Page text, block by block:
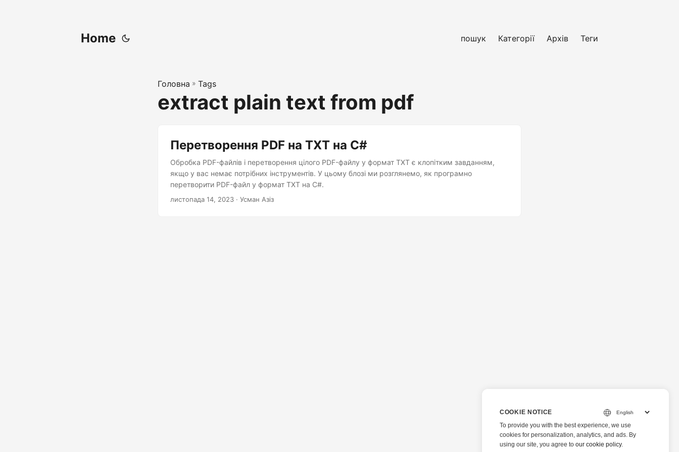
Home пошук Категорії Архів Теги
Головна » Tags
extract plain text from pdf
Перетворення PDF на TXT на C#
Обробка PDF-файлів і перетворення цілого PDF-файлу у формат TXT є клопітким завданням,
якщо у вас немає потрібних інструментів. У цьому блозі ми розглянемо, як програмно
перетворити PDF-файл у формат TXT на C#.
листопада 14, 2023 · Усман Азіз
COOKIE NOTICE
To provide you with the best experience, we use
cookies for personalization, analytics, and ads. By
using our site, you agree to our cookie policy.